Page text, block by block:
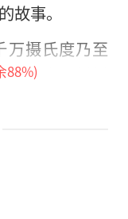
事。
万摄氏度乃至
度常规材料
强磁场需
普通家用空
生巨大的热
88%)